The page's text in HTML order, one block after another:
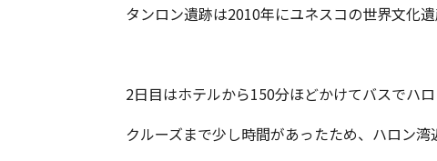
タンロン遺跡は2010年にユネスコの世界文化
2日目はホテルから150分ほどかけてバスでハ
クルーズまで少し時間があったため、ハロン湾